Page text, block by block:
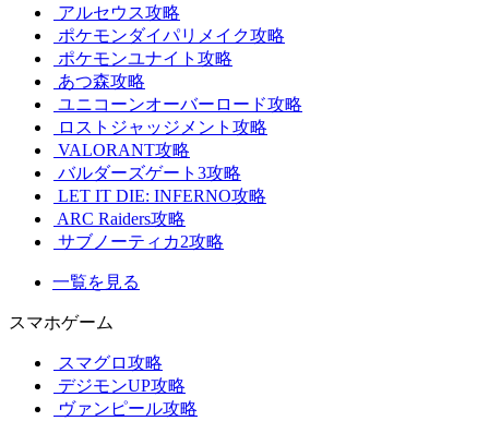
アルセウス攻略
ポケモンダイパリメイク攻略
ポケモンユナイト攻略
あつ森攻略
ユニコーンオーバーロード攻略
ロストジャッジメント攻略
VALORANT攻略
バルダーズゲート3攻略
LET IT DIE: INFERNO攻略
ARC Raiders攻略
サブノーティカ2攻略
一覧を見る
スマホゲーム
スマグロ攻略
デジモンUP攻略
ヴァンピール攻略